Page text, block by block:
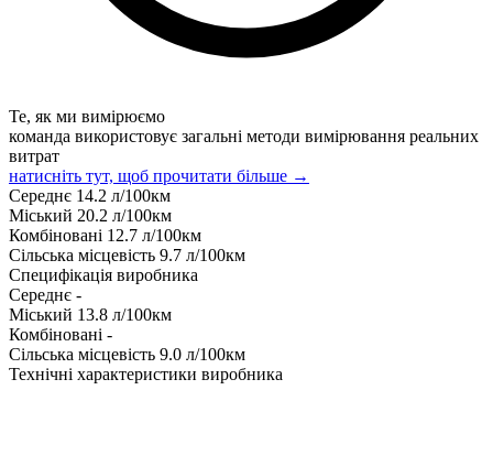
Те, як ми вимірюємо
команда використовує загальні методи вимірювання реальних
витрат
натисніть тут, щоб прочитати більше →
Середнє 14.2 л/100км
Міський 20.2 л/100км
Комбіновані 12.7 л/100км
Сільська місцевість 9.7 л/100км
Специфікація виробника
Середнє -
Міський 13.8 л/100км
Комбіновані -
Сільська місцевість 9.0 л/100км
Технічні характеристики виробника